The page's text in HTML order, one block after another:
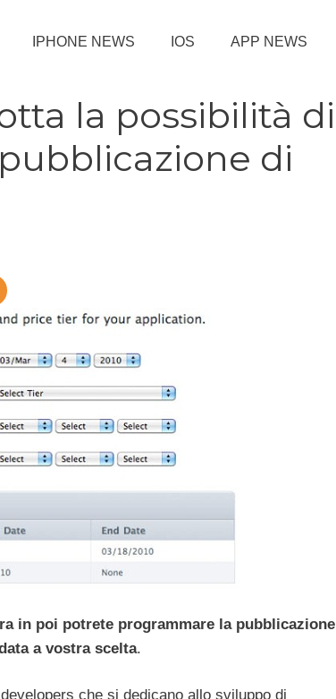
IPHONE NEWS IOS APP NEWS
la possibilità di
di
in poi potrete programmare la pubblicazione
a vostra scelta.
che si dedicano allo sviluppo di